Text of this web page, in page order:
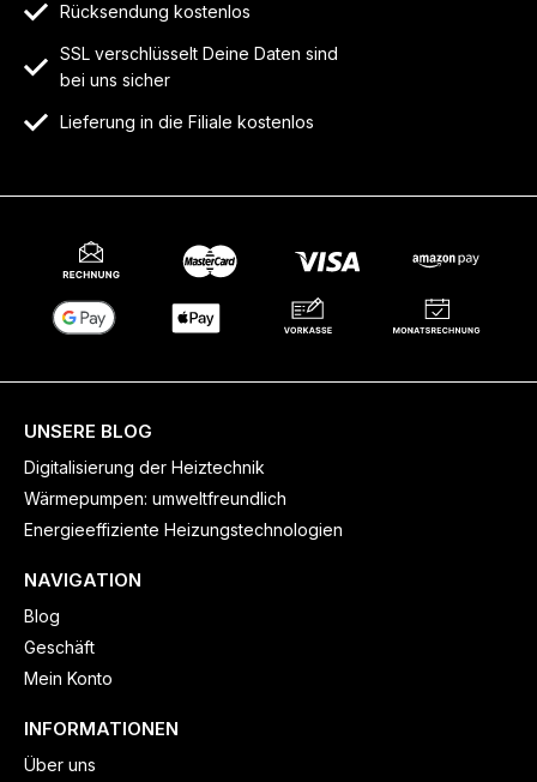
Rücksendung kostenlos
SSL verschlüsselt Deine Daten sind
bei uns sicher
Lieferung in die Filiale kostenlos
UNSERE BLOG
Digitalisierung der Heiztechnik
Wärmepumpen: umweltfreundlich
Energieeffiziente Heizungstechnologien
NAVIGATION
Blog
Geschäft
Mein Konto
INFORMATIONEN
Über uns